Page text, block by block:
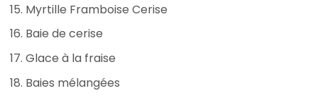
Myrtille Framboise Cerise
Baie de cerise
Glace à la fraise
Baies mélangées